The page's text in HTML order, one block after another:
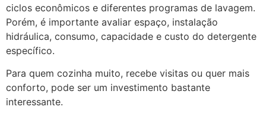
ciclos econômicos e diferentes programas de lavagem.
Porém, é importante avaliar espaço, instalação
hidráulica, consumo, capacidade e custo do detergente
específico.
Para quem cozinha muito, recebe visitas ou quer mais
conforto, pode ser um investimento bastante
interessante.